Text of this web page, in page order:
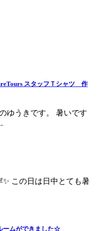
スタッフＴシャツ 作
ゆうきです。 暑いです
この日は日中とても暑
ームができました☆